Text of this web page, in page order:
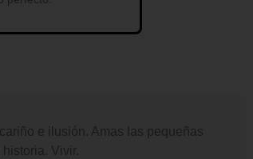
e ilusión. Amas las pequeñas
Vivir.